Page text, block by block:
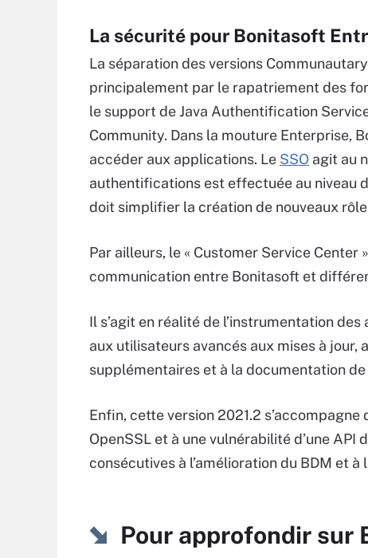
La sécurité pour Bonitasoft
La séparation des versions
principalement par le rapatriement des
le support de Java Authentification
Community. Dans la mouture Enterprise,
accéder aux applications. Le SSO agit au
authentifications est effectuée au niveau
doit simplifier la création de nouveaux
Par ailleurs, le « Customer Service
communication entre Bonitasoft et
Il s’agit en réalité de l’instrumentation
aux utilisateurs avancés aux mises à jour,
supplémentaires et à la documentation de
Enfin, cette version 2021.2
OpenSSL et à une vulnérabilité d’une
consécutives à l’amélioration du BDM et
Pour approfondir sur